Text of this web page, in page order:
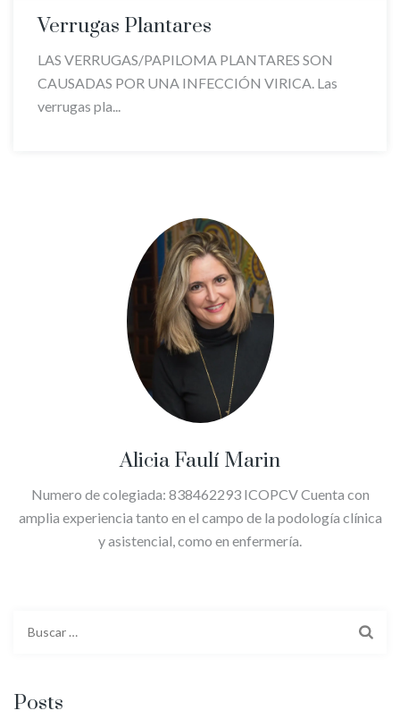
Verrugas Plantares
LAS VERRUGAS/PAPILOMA PLANTARES SON
CAUSADAS POR UNA INFECCIÓN VIRICA. Las
verrugas pla...
Alicia Faulí Marin
Numero de colegiada: 838462293 ICOPCV Cuenta con
amplia experiencia tanto en el campo de la podología clínica
y asistencial, como en enfermería.
Posts